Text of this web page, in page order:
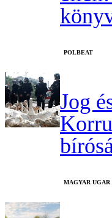
‎POLBEAT
Jog
MAGYAR UGAR